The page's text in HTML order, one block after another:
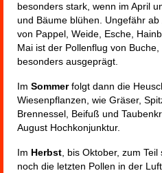
besonders stark, wenn im April
und Bäume blühen. Ungefähr ab
von Pappel, Weide, Esche,
Mai ist der Pollenflug von
besonders ausgeprägt.
Im Sommerfolgt dann die
Wiesenpflanzen, wie Gräser,
Brennessel, Beifuß und
August Hochkonjunktur.
Im Herbst , bis Oktober, zum
noch die letzten Pollen in der Luft.